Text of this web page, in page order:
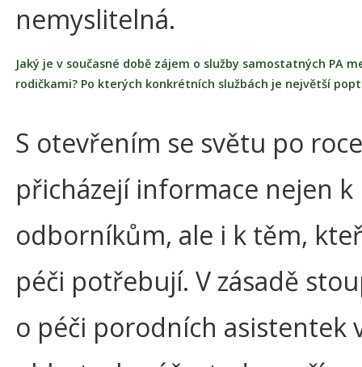
nemyslitelná.
Jaký je v současné době zájem o služby samostatných PA
rodičkami? Po kterých konkrétních službách je největší
S otevřením se světu po
přicházejí informace nejen k
odborníkům, ale i k těm,
péči potřebují. V zásadě
o péči porodních asistentek